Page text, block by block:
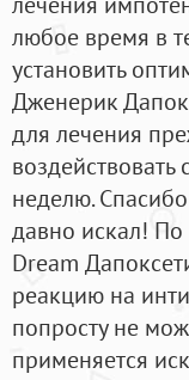
любое время в
установить
Дженерик
для лечения
неделю.
давно искал! По
Dream
реакцию на
попросту не
применяется